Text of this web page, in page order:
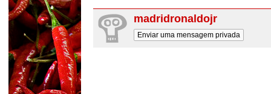
madridronaldojr
Enviar uma mensagem privada